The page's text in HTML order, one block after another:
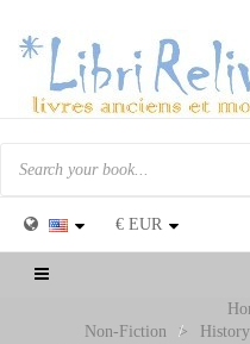
€ EUR
Toggle
Non-Fiction
>